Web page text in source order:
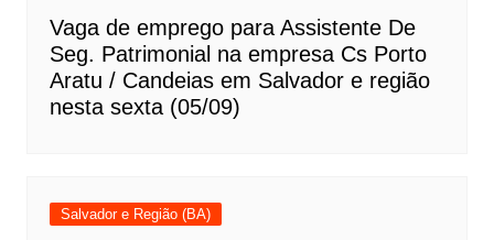
Vaga de emprego para Assistente De
Seg. Patrimonial na empresa Cs Porto
Aratu / Candeias em Salvador e região
nesta sexta (05/09)
Salvador e Região (BA)